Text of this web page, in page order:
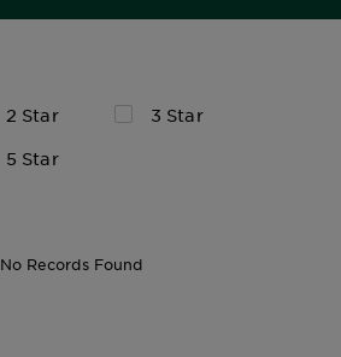
2 Star
3 Star
5 Star
No Records Found